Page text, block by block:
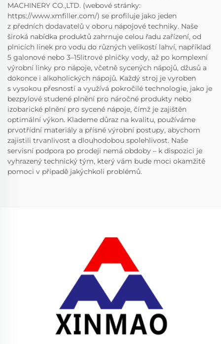
MACHINERY CO.,LTD. (webové stránky:
https://www.xmfiller.com/) se profiluje jako jeden
z předních dodavatelů v oboru nápojové techniky. Naše
široká nabídka produktů zahrnuje celou řadu zařízení, od
plnicích linek pro vodu do různých velikostí lahví, například
5 galonové nebo 3–15litrové plničky vody, až po komplexní
výrobní linky pro nápoje, včetně sycených nápojů, džusů a
dokonce i alkoholických nápojů. Každý stroj je vyroben
s vysokou přesností a využívá pokročilé technologie, jako je
bezpylové studené plnění pro náročné produkty nebo
izobarické plnění pro sycené nápoje, čímž je zajištěn
optimální výkon. Klademe důraz na kvalitu, používáme
prvotřídní materiály a přísné výrobní postupy, abychom
zajistili trvanlivost a dlouhodobou spolehlivost. Naše
servisní podpora po prodeji nemá obdoby – k dispozici je
vyhrazený technický tým, který vám bude moci okamžitě
pomoci v případě jakýchkoli problémů.